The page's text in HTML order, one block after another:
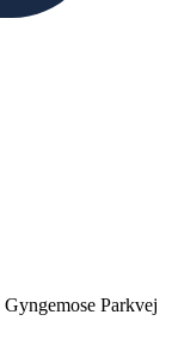
Gyngemose Parkvej